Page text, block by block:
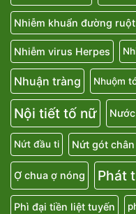
Nhiễm Candida Nhiễm
Nhiễm khuẩn đường ruột
Nhiễm virus Herpes
Nhuận tràng Nhuộm
Nội tiết tố nữ
Nứt đầu ti Nứt gót chân
Ợ chua ợ nóng Phát